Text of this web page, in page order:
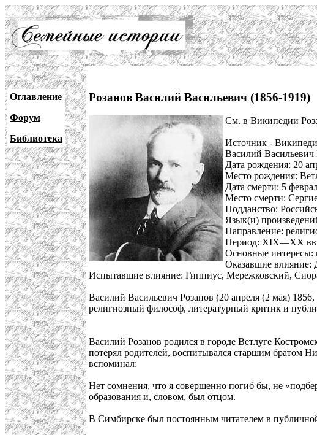
Оглавление
Форум
Библиотека
Розанов Василий Васильевич (1856-1919)
См. в Википедии
Источник -
Василий Васильевич
Дата рождения: 20
Место рождения:
Дата смерти: 5
Место смерти:
Подданство:
Язык(и)
Направление:
Период: XIX—XX
Основные интересы:
Оказавшие влияние:
Испытавшие влияние: Гиппиус, Мережковский,
Василий Васильевич Розанов (20 апреля (2 мая)
религиозный философ, литературный критик и
Василий Розанов родился в городе Ветлуге
потерял родителей, воспитывался старшим братом
вспоминал:
Нет сомнения, что я совершенно погиб бы, не
образования и, словом, был отцом.
В Симбирске был постоянным читателем в